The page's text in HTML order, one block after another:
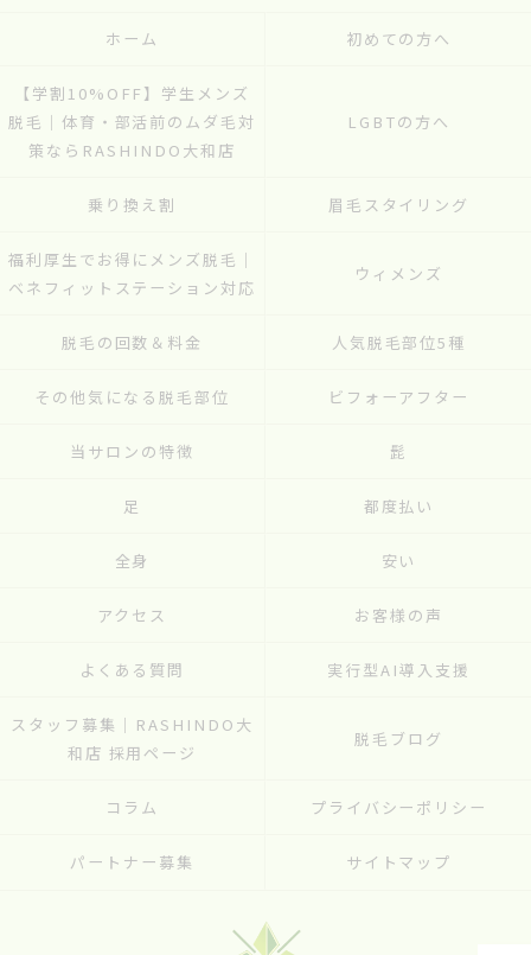
ホーム 初めての方へ
【学割10%OFF】学生メンズ
脱毛｜体育・部活前のムダ毛対
策ならRASHINDO大和店
LGBTの方へ
乗り換え割 眉毛スタイリング
福利厚生でお得にメンズ脱毛｜
ベネフィットステーション対応
ウィメンズ
脱毛の回数＆料金 人気脱毛部位5種
その他気になる脱毛部位 ビフォーアフター
当サロンの特徴 髭
足 都度払い
全身 安い
アクセス お客様の声
よくある質問 実行型AI導入支援
スタッフ募集｜RASHINDO大
和店 採用ページ
脱毛ブログ
コラム プライバシーポリシー
パートナー募集 サイトマップ